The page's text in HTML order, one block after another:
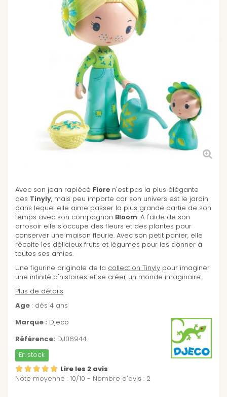
Avec son jean rapiécé Flore n'est pas la plus élégante
des Tinyly, mais peu importe car son univers est le jardin
dans lequel elle aime passer la plus grande partie de son
temps avec son compagnon Bloom. A l'aide de son
arrosoir elle s'occupe des fleurs et des plantes pour
conserver une maison fleurie. Avec son petit panier, elle
récolte les délicieux fruits et légumes pour les donner à
toutes ses amies.
Une figurine originale de la collection Tinyly pour imaginer
une infinité d'histoires et se créer un monde imaginaire.
Plus de détails
Age : dès 4 ans
Marque : Djeco
Référence: DJ06944
En stock
Lire les 2 avis
Note moyenne : 10/10 - Nombre d'avis : 2